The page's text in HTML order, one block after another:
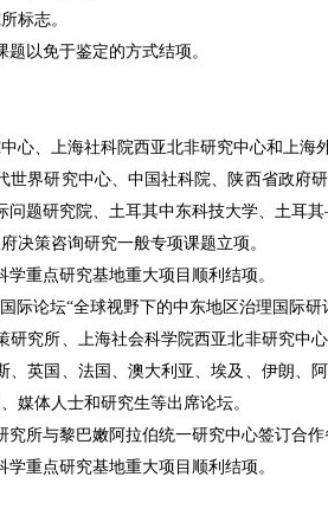
标志。
题以免于鉴定的方式结项。
心、上海社科院西亚北非研究中心和上海
世界研究中心、中国社科院、陕西省政府
问题研究院、土耳其中东科技大学、土耳其
决策咨询研究一般专项课题立项。
学重点研究基地重大项目顺利结项。
际论坛“全球视野下的中东地区治理国际研
研究所、上海社会科学院西亚北非研究中
、英国、法国、澳大利亚、埃及、伊朗、
媒体人士和研究生等出席论坛。
究所与黎巴嫩阿拉伯统一研究中心签订合作
学重点研究基地重大项目顺利结项。